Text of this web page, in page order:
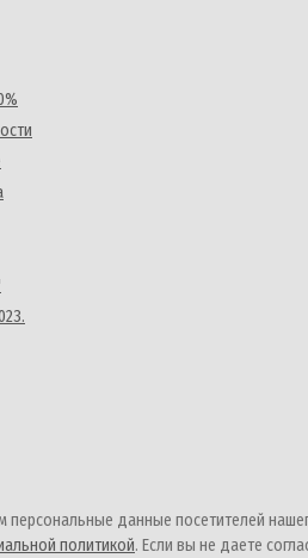
данные посетителей
политикой. Если вы не даете